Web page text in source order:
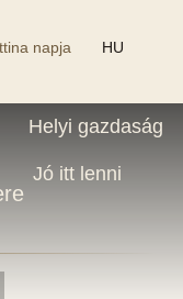
napja
HU
Helyi gazdaság
Jó itt lenni